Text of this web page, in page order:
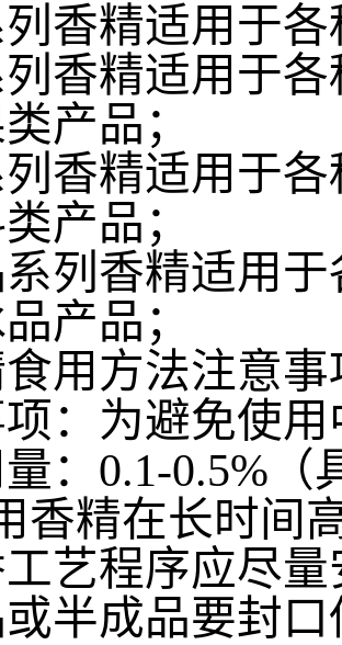
香精适用于
香精适用于
产品；
香精适用于
产品；
列香精适用
产品；
食用方法注意
：为避免使
：0.1-0.5%
香精在长时间
艺程序应尽
半成品要封